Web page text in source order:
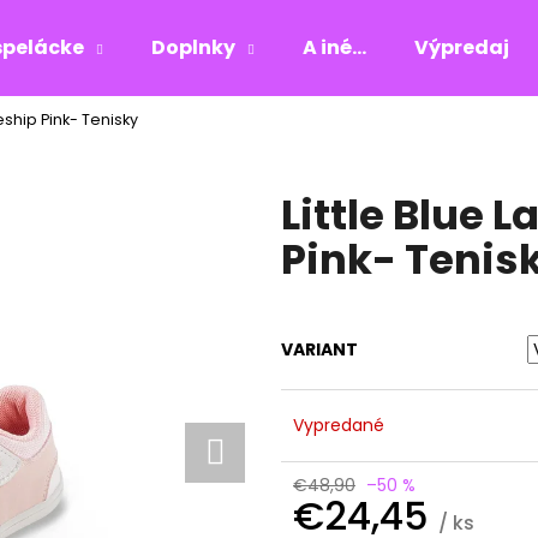
Doplnky A iné... Výpredaj
Pink- Tenisky
Little Blue
Pink-
VARIANT
Vypredané
€48,90 –50 %
€24,45 / ks
Čo potrebujete nájsť?
HĽADAŤ